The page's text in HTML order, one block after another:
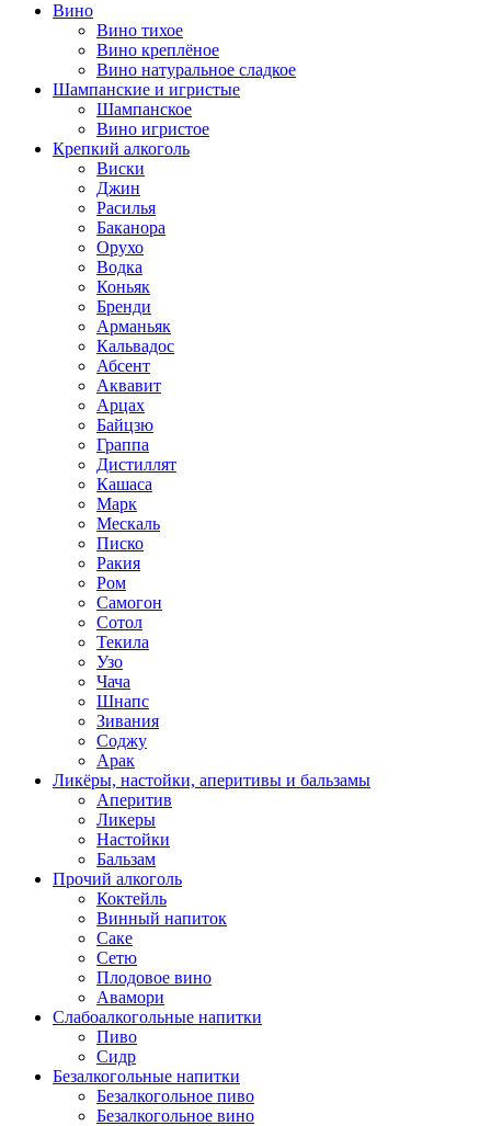
Вино
Вино тихое
Вино креплёное
Вино натуральное сладкое
Шампанские и игристые
Шампанское
Вино игристое
Крепкий алкоголь
Виски
Джин
Расилья
Баканора
Орухо
Водка
Коньяк
Бренди
Арманьяк
Кальвадос
Абсент
Аквавит
Арцах
Байцзю
Граппа
Дистиллят
Кашаса
Марк
Мескаль
Писко
Ракия
Ром
Самогон
Сотол
Текила
Узо
Чача
Шнапс
Зивания
Соджу
Арак
Ликёры, настойки, аперитивы и бальзамы
Аперитив
Ликеры
Настойки
Бальзам
Прочий алкоголь
Коктейль
Винный напиток
Саке
Сетю
Плодовое вино
Авамори
Слабоалкогольные напитки
Пиво
Сидр
Безалкогольные напитки
Безалкогольное пиво
Безалкогольное вино